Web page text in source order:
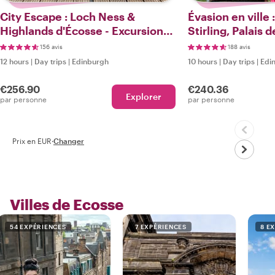
City Escape : Loch Ness &
Highlands d'Écosse - Excursion
d'une journée
156 avis
12 hours | Day trips | Edinburgh
€256.90
par personne Explorer
Évasion en ville
Stirling, Palais
excursion d'une
Highlands
188 avis
10 hours | Day trips |
€240.36
par personne
Prix en EUR·Changer
Villes de Ecosse
54 EXPÉRIENCES 7 EXPÉRIENCES 8